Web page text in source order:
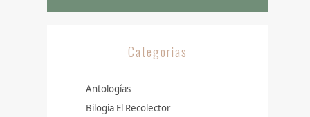
Categorias
Antologías
Bilogia El Recolector